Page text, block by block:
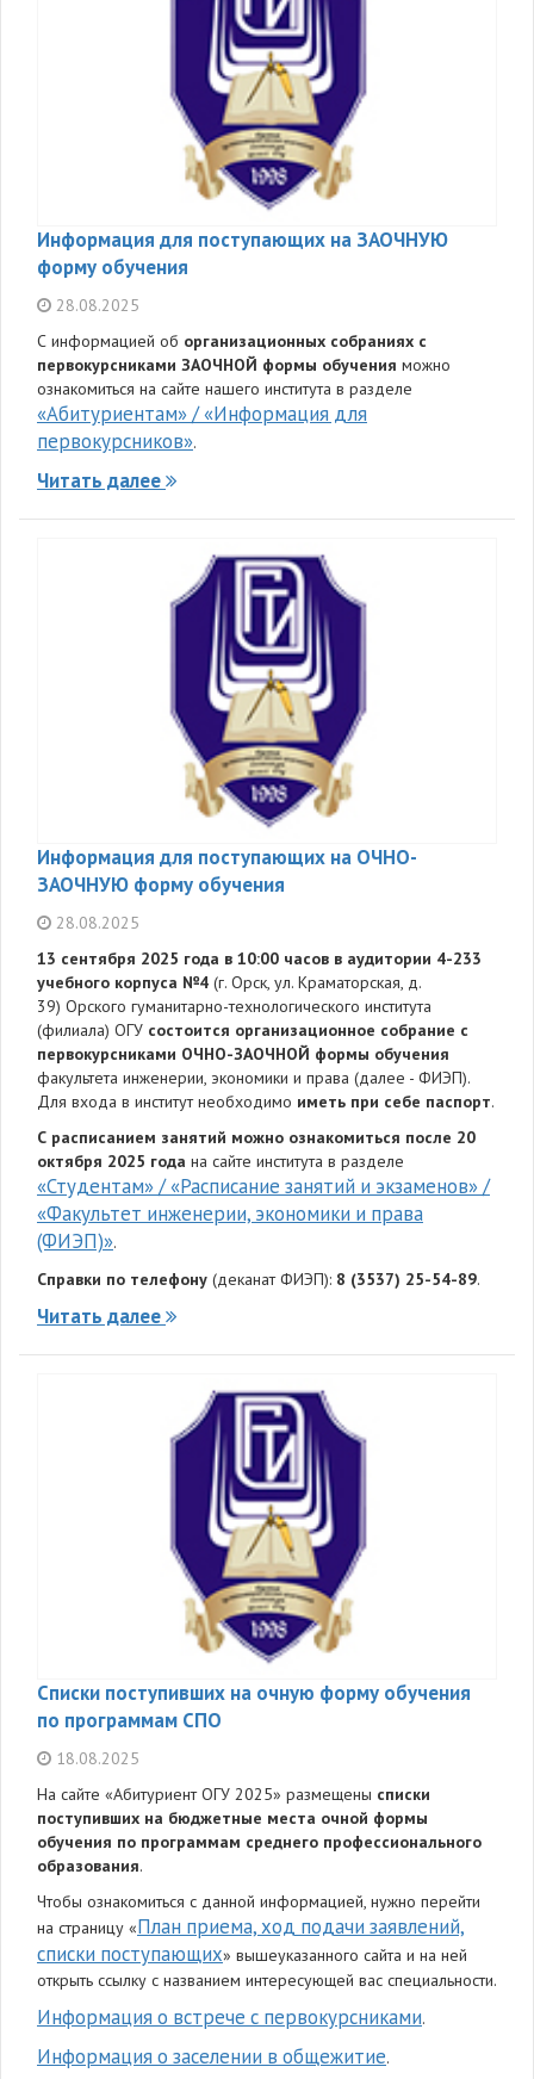
Информация для поступающих на ЗАОЧНУЮ
форму обучения
28.08.2025
С информацией об организационных собраниях с
первокурсниками ЗАОЧНОЙ формы обучения можно
ознакомиться на сайте нашего института в разделе
«Абитуриентам» / «Информация для
первокурсников».
Читать далее
Информация для поступающих на ОЧНО-
ЗАОЧНУЮ форму обучения
28.08.2025
13 сентября 2025 года в 10:00 часов в аудитории 4-233
учебного корпуса №4 (г. Орск, ул. Краматорская, д.
39) Орского гуманитарно-технологического института
(филиала) ОГУ состоится организационное собрание с
первокурсниками ОЧНО-ЗАОЧНОЙ формы обучения
факультета инженерии, экономики и права (далее - ФИЭП).
Для входа в институт необходимо иметь при себе паспорт.
С расписанием занятий можно ознакомиться после 20
октября 2025 года на сайте института в разделе
«Студентам» / «Расписание занятий и экзаменов» /
«Факультет инженерии, экономики и права
(ФИЭП)».
Справки по телефону (деканат ФИЭП): 8 (3537) 25-54-89.
Читать далее
Списки поступивших на очную форму обучения
по программам СПО
18.08.2025
На сайте «Абитуриент ОГУ 2025» размещены списки
поступивших на бюджетные места очной формы
обучения по программам среднего профессионального
образования.
Чтобы ознакомиться с данной информацией, нужно перейти
на страницу «План приема, ход подачи заявлений,
списки поступающих» вышеуказанного сайта и на ней
открыть ссылку с названием интересующей вас специальности.
Информация о встрече с первокурсниками.
Информация о заселении в общежитие.